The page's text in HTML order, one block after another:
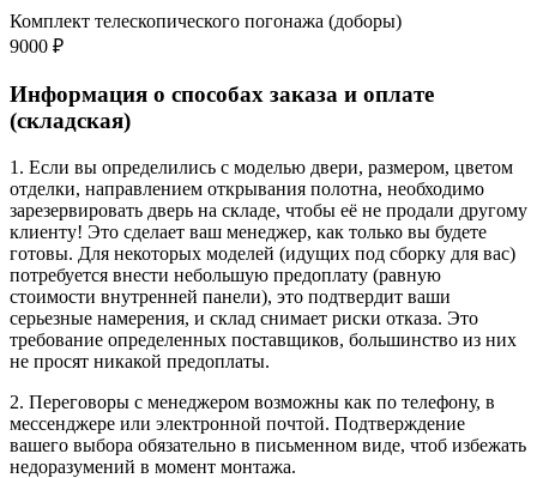
Комплект телескопического погонажа (доборы)
9000 ₽
Информация о способах заказа и оплате
(складская)
1. Если вы определились с моделью двери, размером, цветом
отделки, направлением открывания полотна, необходимо
зарезервировать дверь на складе, чтобы её не продали другому
клиенту! Это сделает ваш менеджер, как только вы будете
готовы. Для некоторых моделей (идущих под сборку для вас)
потребуется внести небольшую предоплату (равную
стоимости внутренней панели), это подтвердит ваши
серьезные намерения, и склад снимает риски отказа. Это
требование определенных поставщиков, большинство из них
не просят никакой предоплаты.
2. Переговоры с менеджером возможны как по телефону, в
мессенджере или электронной почтой. Подтверждение
вашего выбора обязательно в письменном виде, чтоб избежать
недоразумений в момент монтажа.